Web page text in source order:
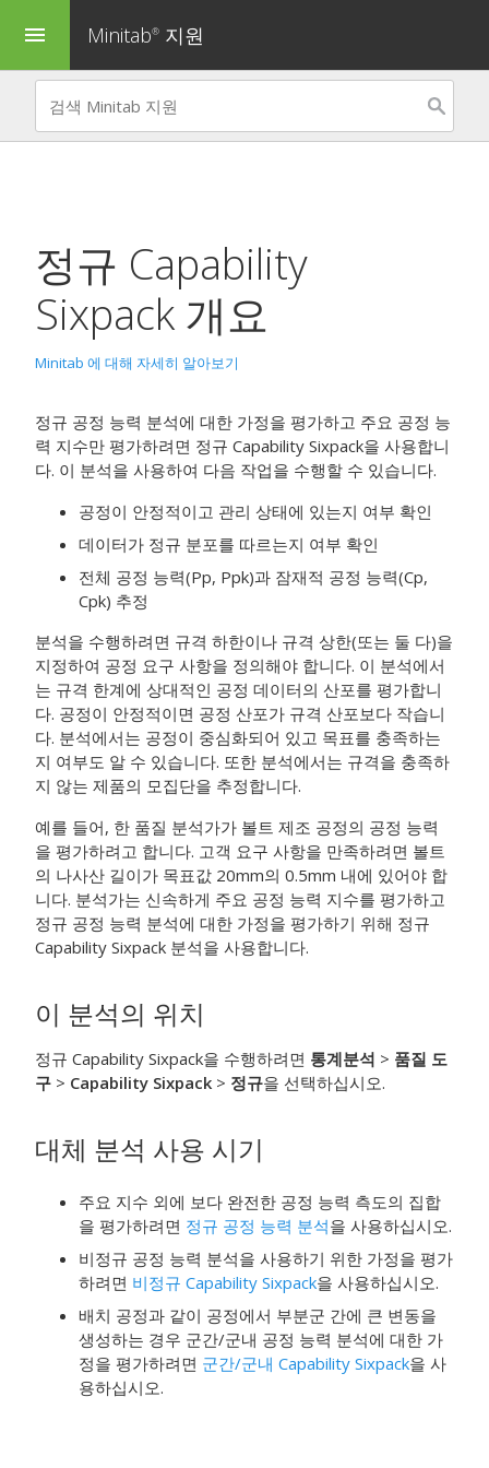
menu Minitab® 지원
정규 Capability
Sixpack 개요
Minitab 에 대해 자세히 알아보기
정규 공정 능력 분석에 대한 가정을 평가하고 주요 공정 능
력 지수만 평가하려면 정규 Capability Sixpack을 사용합니
다. 이 분석을 사용하여 다음 작업을 수행할 수 있습니다.
공정이 안정적이고 관리 상태에 있는지 여부 확인
데이터가 정규 분포를 따르는지 여부 확인
전체 공정 능력(Pp, Ppk)과 잠재적 공정 능력(Cp,
Cpk) 추정
분석을 수행하려면 규격 하한이나 규격 상한(또는 둘 다)을
지정하여 공정 요구 사항을 정의해야 합니다. 이 분석에서
는 규격 한계에 상대적인 공정 데이터의 산포를 평가합니
다. 공정이 안정적이면 공정 산포가 규격 산포보다 작습니
다. 분석에서는 공정이 중심화되어 있고 목표를 충족하는
지 여부도 알 수 있습니다. 또한 분석에서는 규격을 충족하
지 않는 제품의 모집단을 추정합니다.
예를 들어, 한 품질 분석가가 볼트 제조 공정의 공정 능력
을 평가하려고 합니다. 고객 요구 사항을 만족하려면 볼트
의 나사산 길이가 목표값 20mm의 0.5mm 내에 있어야 합
니다. 분석가는 신속하게 주요 공정 능력 지수를 평가하고
정규 공정 능력 분석에 대한 가정을 평가하기 위해 정규
Capability Sixpack 분석을 사용합니다.
이 분석의 위치
정규 Capability Sixpack을 수행하려면 통계분석 > 품질 도
구 > Capability Sixpack > 정규을 선택하십시오.
대체 분석 사용 시기
주요 지수 외에 보다 완전한 공정 능력 측도의 집합
을 평가하려면 정규 공정 능력 분석을 사용하십시오.
비정규 공정 능력 분석을 사용하기 위한 가정을 평가
하려면 비정규 Capability Sixpack을 사용하십시오.
배치 공정과 같이 공정에서 부분군 간에 큰 변동을
생성하는 경우 군간/군내 공정 능력 분석에 대한 가
정을 평가하려면 군간/군내 Capability Sixpack을 사
용하십시오.